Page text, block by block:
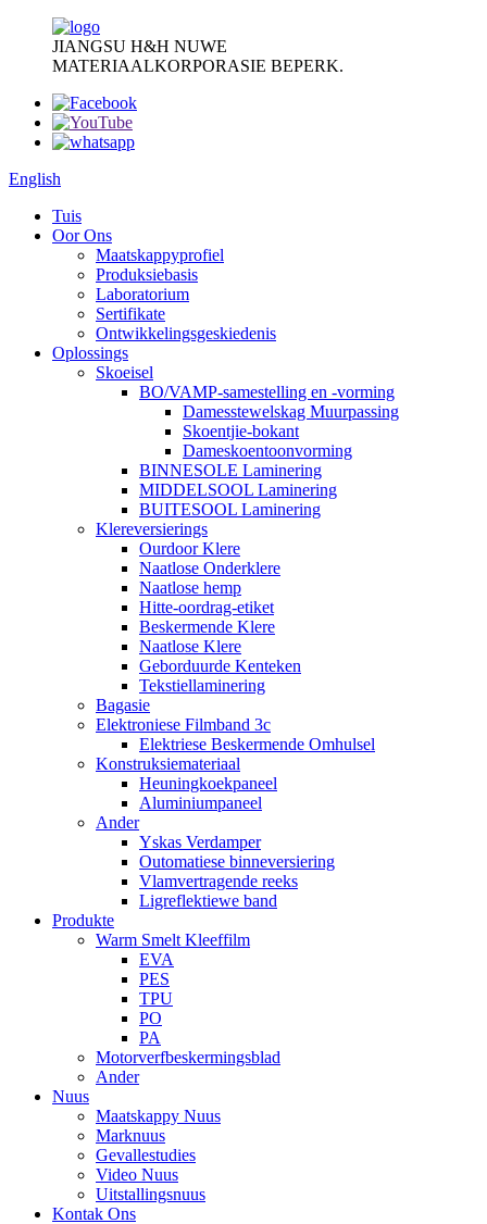
JIANGSU H&H NUWE
MATERIAALKORPORASIE BEPERK.
English
Tuis
Oor Ons
Maatskappyprofiel
Produksiebasis
Laboratorium
Sertifikate
Ontwikkelingsgeskiedenis
Oplossings
Skoeisel
BO/VAMP-samestelling en -vorming
Damesstewelskag Muurpassing
Skoentjie-bokant
Dameskoentoonvorming
BINNESOLE Laminering
MIDDELSOOL Laminering
BUITESOOL Laminering
Klereversierings
Ourdoor Klere
Naatlose Onderklere
Naatlose hemp
Hitte-oordrag-etiket
Beskermende Klere
Naatlose Klere
Geborduurde Kenteken
Tekstiellaminering
Bagasie
Elektroniese Filmband 3c
Elektriese Beskermende Omhulsel
Konstruksiemateriaal
Heuningkoekpaneel
Aluminiumpaneel
Ander
Yskas Verdamper
Outomatiese binneversiering
Vlamvertragende reeks
Ligreflektiewe band
Produkte
Warm Smelt Kleeffilm
EVA
PES
TPU
PO
PA
Motorverfbeskermingsblad
Ander
Nuus
Maatskappy Nuus
Marknuus
Gevallestudies
Video Nuus
Uitstallingsnuus
Kontak Ons